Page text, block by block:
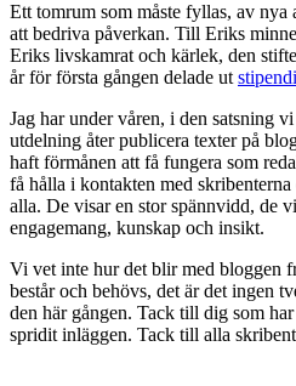
Ett tomrum som måste fyllas, av nya
att bedriva påverkan. Till Eriks
Eriks livskamrat och kärlek, den
år för första gången delade ut
Jag har under våren, i den satsning
utdelning åter publicera texter på
haft förmånen att få fungera som
få hålla i kontakten med
alla. De visar en stor spännvidd, de
engagemang, kunskap och insikt.
Vi vet inte hur det blir med bloggen
består och behövs, det är det ingen
den här gången. Tack till dig som
spridit inläggen. Tack till alla